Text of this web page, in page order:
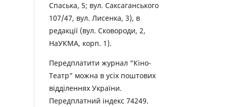
Спаська, 5; вул. Саксаганського
107/47, вул. Лисенка, 3), в
редакції (вул. Сковороди, 2,
НаУКМА, корп. 1).
Передплатити журнал “Кіно-
Театр” можна в усіх поштових
відділеннях України.
Передплатний індекс 74249.